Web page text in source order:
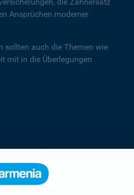
Ansprüchen moderner
sollten auch die Themen wie
mit in die Überlegungen